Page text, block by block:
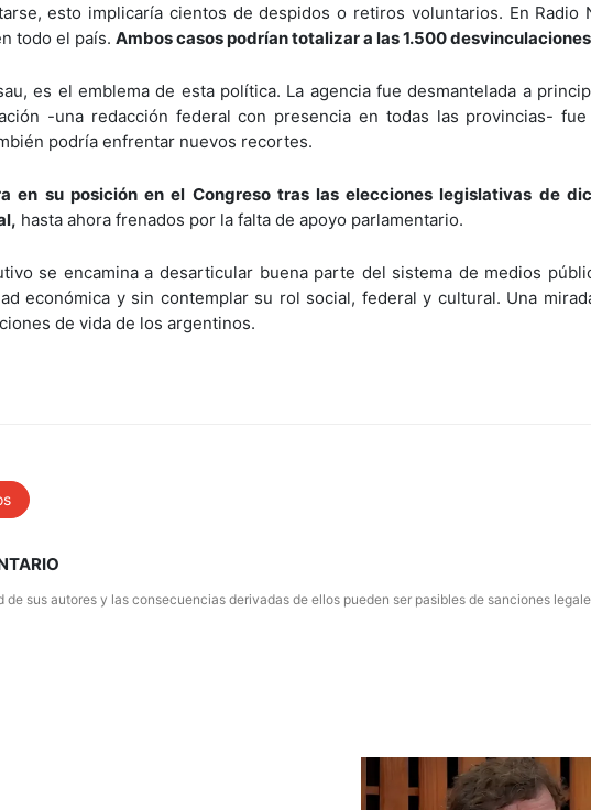
esto implicaría cientos de despidos o retiros voluntarios. En Radio
todo el país. Ambos casos podrían totalizar a las 1.500
es el emblema de esta política. La agencia fue desmantelada a
-una redacción federal con presencia en todas las provincias- fue
podría enfrentar nuevos recortes.
en su posición en el Congreso tras las elecciones legislativas de
hasta ahora frenados por la falta de apoyo parlamentario.
se encamina a desarticular buena parte del sistema de medios
económica y sin contemplar su rol social, federal y cultural. Una
de vida de los argentinos.
sus autores y las consecuencias derivadas de ellos pueden ser pasibles de sanciones